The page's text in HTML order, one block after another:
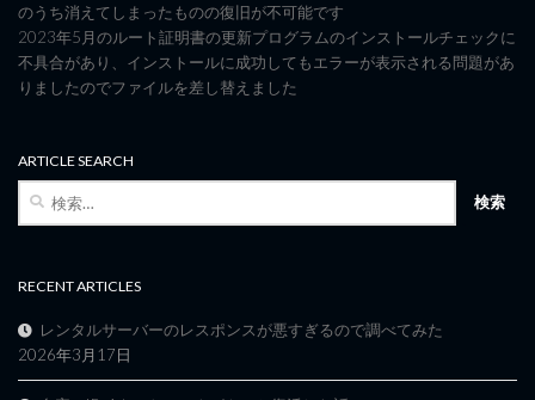
のうち消えてしまったものの復旧が不可能です
2023年5月のルート証明書の更新プログラムのインストールチェックに
不具合があり、インストールに成功してもエラーが表示される問題があ
りましたのでファイルを差し替えました
ARTICLE SEARCH
RECENT ARTICLES
レンタルサーバーのレスポンスが悪すぎるので調べてみた
2026年3月17日